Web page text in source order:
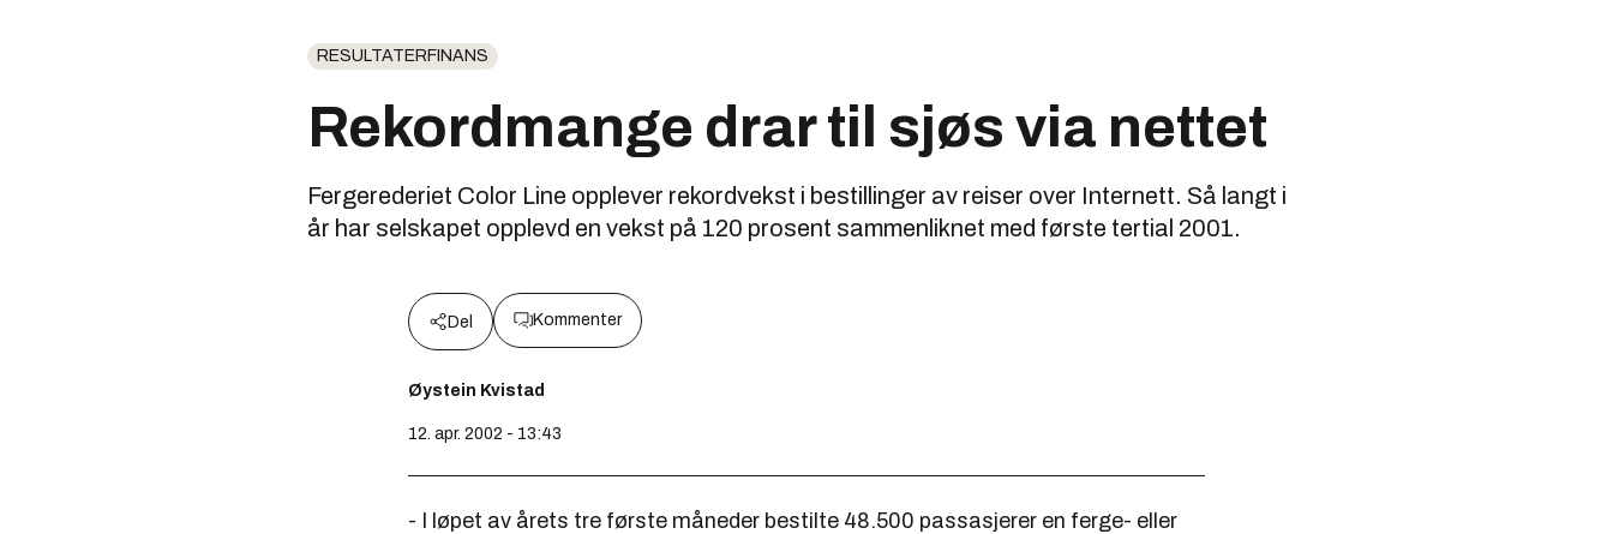
RESULTATERFINANS
Rekordmange drar til sjøs via nettet
Fergerederiet Color Line opplever rekordvekst i bestillinger av reiser over Internett. Så langt i
år har selskapet opplevd en vekst på 120 prosent sammenliknet med første tertial 2001.
Del Kommenter
Øystein Kvistad
12. apr. 2002 - 13:43
- I løpet av årets tre første måneder bestilte 48.500 passasjerer en ferge- eller